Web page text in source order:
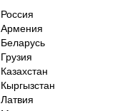
Россия
Армения
Беларусь
Грузия
Казахстан
Кыргызстан
Латвия